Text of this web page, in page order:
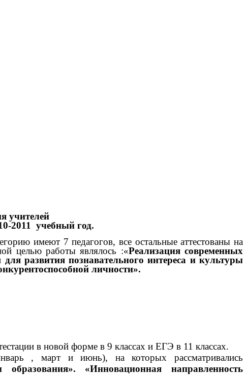
учителей
2011 учебный год.
имеют 7 педагогов, все остальные аттестованы на
целью работы являлось :«Реализация современных
развития познавательного интереса и культуры
личности».
в новой форме в 9 классах и ЕГЭ в 11 классах.
, март и июнь), на которых рассматривались
«Инновационная направленность